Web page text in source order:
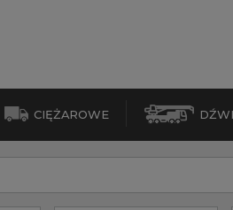
CIĘŻAROWE